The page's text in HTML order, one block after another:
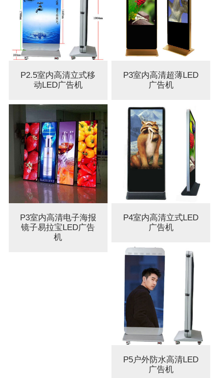
P2.5室内高清立式移
动LED广告机
P3室内高清超薄LED
广告机
P3室内高清电子海报
镜子易拉宝LED广告
机
P4室内高清立式LED
广告机
P5户外防水高清LED
广告机